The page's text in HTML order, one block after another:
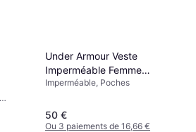
Under Armour Veste
Imperméable Femme
Cloudstrike 2.0 - Noir/Blanc
Imperméable, Poches
50 €
Ou 3 paiements de 16,66 €